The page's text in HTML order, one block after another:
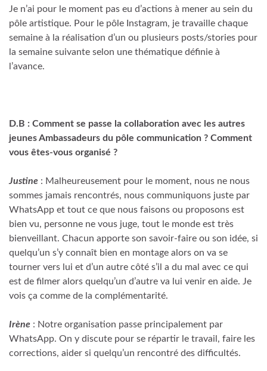
Je n’ai pour le moment pas eu d’actions à mener au sein du
pôle artistique. Pour le pôle Instagram, je travaille chaque
semaine à la réalisation d’un ou plusieurs posts/stories pour
la semaine suivante selon une thématique définie à
l’avance.
D.B : Comment se passe la collaboration avec les autres
jeunes Ambassadeurs du pôle communication ? Comment
vous êtes-vous organisé ?
Justine : Malheureusement pour le moment, nous ne nous
sommes jamais rencontrés, nous communiquons juste par
WhatsApp et tout ce que nous faisons ou proposons est
bien vu, personne ne vous juge, tout le monde est très
bienveillant. Chacun apporte son savoir-faire ou son idée, si
quelqu’un s’y connaît bien en montage alors on va se
tourner vers lui et d’un autre côté s’il a du mal avec ce qui
est de filmer alors quelqu’un d’autre va lui venir en aide. Je
vois ça comme de la complémentarité.
Irène : Notre organisation passe principalement par
WhatsApp. On y discute pour se répartir le travail, faire les
corrections, aider si quelqu’un rencontré des difficultés.